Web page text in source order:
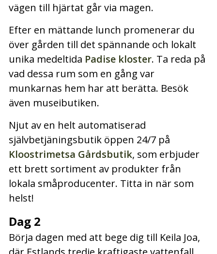
vägen till hjärtat går via magen.
Efter en mättande lunch promenerar du
över gården till det spännande och lokalt
unika medeltida Padise kloster. Ta reda på
vad dessa rum som en gång var
munkarnas hem har att berätta. Besök
även museibutiken.
Njut av en helt automatiserad
självbetjäningsbutik öppen 24/7 på
Kloostrimetsa Gårdsbutik, som erbjuder
ett brett sortiment av produkter från
lokala småproducenter. Titta in när som
helst!
Dag 2
Börja dagen med att bege dig till Keila Joa,